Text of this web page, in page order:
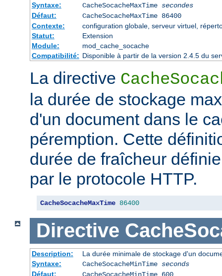
Syntaxe:
CacheSocacheMaxTime secondes
Défaut:
CacheSocacheMaxTime 86400
Contexte:
configuration globale, serveur virtuel,
Statut:
Extension
Module:
mod_cache_socache
Compatibilité: Disponible à partir de la version 2.4.5 du
La directive
la durée de stockage
d'un document dans le
péremption. Cette
durée de fraîcheur
par le protocole HTTP.
CacheSocacheMaxTime 86400
Directive
Description:
La durée minimale de stockage d'un
Syntaxe:
CacheSocacheMinTime seconds
Défaut: